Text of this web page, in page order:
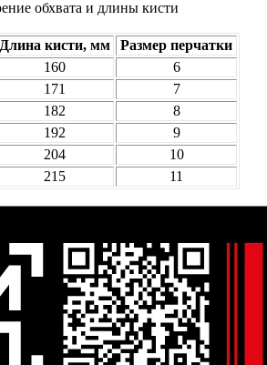
Длина кисти, мм
Размер перчатки
160
6
171
7
182
8
192
9
204
10
215 11